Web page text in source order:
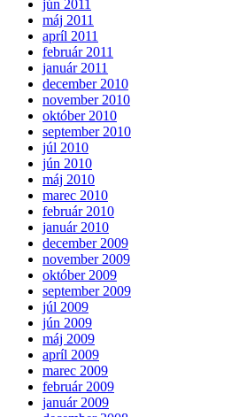
jún 2011
máj 2011
apríl 2011
február 2011
január 2011
december 2010
november 2010
október 2010
september 2010
júl 2010
jún 2010
máj 2010
marec 2010
február 2010
január 2010
december 2009
november 2009
október 2009
september 2009
júl 2009
jún 2009
máj 2009
apríl 2009
marec 2009
február 2009
január 2009